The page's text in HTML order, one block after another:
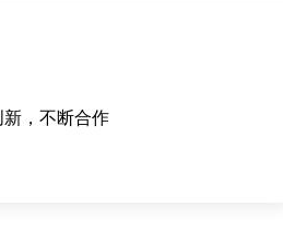
，不断合作